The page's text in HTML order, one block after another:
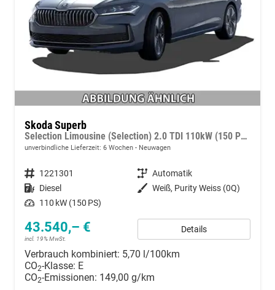
Skoda Superb
Selection Limousine (Selection) 2.0 TDI 110kW (150 PS) 7-Gang DSG
unverbindliche Lieferzeit: 6 Wochen Neuwagen
Fahrzeugnummer 1221301 Getriebe Automatik
Kraftstoff Diesel Außenfarbe Weiß, Purity Weiss (0Q)
Leistung 110 kW (150 PS)
43.540,– €
incl. 19% MwSt.
Details
Verbrauch kombiniert: 5,70 l/100km
CO2-Klasse: E
CO2-Emissionen: 149,00 g/km